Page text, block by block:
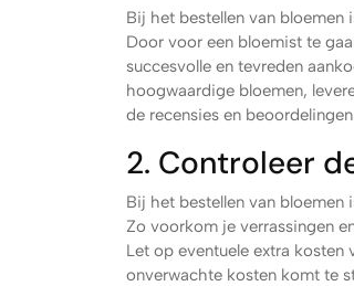
Bij het bestellen van bloemen
Door voor een bloemist te
succesvolle en tevreden
hoogwaardige bloemen,
de recensies en
2. Controleer
Bij het bestellen van
Zo voorkom je verrassingen
Let op eventuele extra
onverwachte kosten komt te